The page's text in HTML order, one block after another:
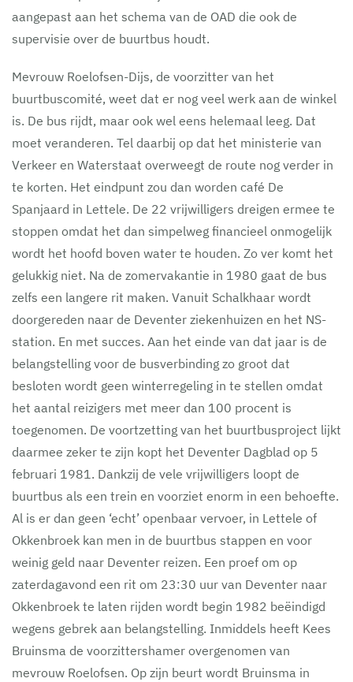
aangepast aan het schema van de OAD die ook de
supervisie over de buurtbus houdt.
Mevrouw Roelofsen-Dijs, de voorzitter van het
buurtbuscomité, weet dat er nog veel werk aan de winkel
is. De bus rijdt, maar ook wel eens helemaal leeg. Dat
moet veranderen. Tel daarbij op dat het ministerie van
Verkeer en Waterstaat overweegt de route nog verder in
te korten. Het eindpunt zou dan worden café De
Spanjaard in Lettele. De 22 vrijwilligers dreigen ermee te
stoppen omdat het dan simpelweg financieel onmogelijk
wordt het hoofd boven water te houden. Zo ver komt het
gelukkig niet. Na de zomervakantie in 1980 gaat de bus
zelfs een langere rit maken. Vanuit Schalkhaar wordt
doorgereden naar de Deventer ziekenhuizen en het NS-
station. En met succes. Aan het einde van dat jaar is de
belangstelling voor de busverbinding zo groot dat
besloten wordt geen winterregeling in te stellen omdat
het aantal reizigers met meer dan 100 procent is
toegenomen. De voortzetting van het buurtbusproject lijkt
daarmee zeker te zijn kopt het Deventer Dagblad op 5
februari 1981. Dankzij de vele vrijwilligers loopt de
buurtbus als een trein en voorziet enorm in een behoefte.
Al is er dan geen ‘echt’ openbaar vervoer, in Lettele of
Okkenbroek kan men in de buurtbus stappen en voor
weinig geld naar Deventer reizen. Een proef om op
zaterdagavond een rit om 23:30 uur van Deventer naar
Okkenbroek te laten rijden wordt begin 1982 beëindigd
wegens gebrek aan belangstelling. Inmiddels heeft Kees
Bruinsma de voorzittershamer overgenomen van
mevrouw Roelofsen. Op zijn beurt wordt Bruinsma in